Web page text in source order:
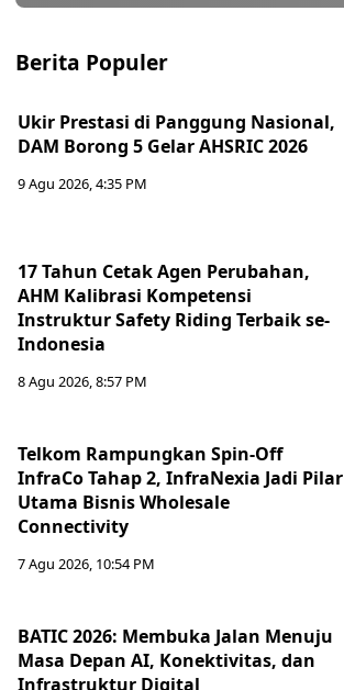
Berita Populer
Ukir Prestasi di Panggung Nasional,
DAM Borong 5 Gelar AHSRIC 2026
9 Agu 2026, 4:35 PM
17 Tahun Cetak Agen Perubahan,
AHM Kalibrasi Kompetensi
Instruktur Safety Riding Terbaik se-
Indonesia
8 Agu 2026, 8:57 PM
Telkom Rampungkan Spin-Off
InfraCo Tahap 2, InfraNexia Jadi Pilar
Utama Bisnis Wholesale
Connectivity
7 Agu 2026, 10:54 PM
BATIC 2026: Membuka Jalan Menuju
Masa Depan AI, Konektivitas, dan
Infrastruktur Digital